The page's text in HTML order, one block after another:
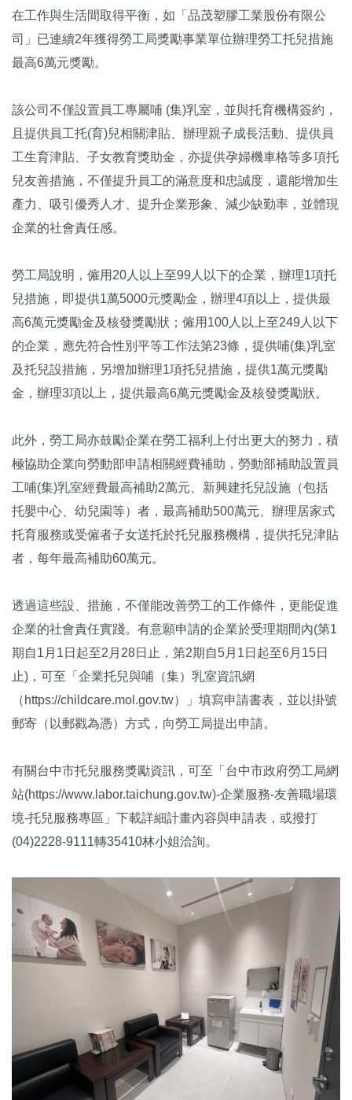
在工作與生活間取得平衡，如「品茂塑膠工業股份有限公
司」已連續2年獲得勞工局獎勵事業單位辦理勞工托兒措施
最高6萬元獎勵。
該公司不僅設置員工專屬哺 (集)乳室，並與托育機構簽約，
且提供員工托(育)兒相關津貼、辦理親子成長活動、提供員
工生育津貼、子女教育獎助金，亦提供孕婦機車格等多項托
兒友善措施，不僅提升員工的滿意度和忠誠度，還能增加生
產力、吸引優秀人才、提升企業形象、減少缺勤率，並體現
企業的社會責任感。
勞工局說明，僱用20人以上至99人以下的企業，辦理1項托
兒措施，即提供1萬5000元獎勵金，辦理4項以上，提供最
高6萬元獎勵金及核發獎勵狀；僱用100人以上至249人以下
的企業，應先符合性別平等工作法第23條，提供哺(集)乳室
及托兒設措施，另增加辦理1項托兒措施，提供1萬元獎勵
金，辦理3項以上，提供最高6萬元獎勵金及核發獎勵狀。
此外，勞工局亦鼓勵企業在勞工福利上付出更大的努力，積
極協助企業向勞動部申請相關經費補助，勞動部補助設置員
工哺(集)乳室經費最高補助2萬元、新興建托兒設施（包括
托嬰中心、幼兒園等）者，最高補助500萬元、辦理居家式
托育服務或受僱者子女送托於托兒服務機構，提供托兒津貼
者，每年最高補助60萬元。
透過這些設、措施，不僅能改善勞工的工作條件，更能促進
企業的社會責任實踐。有意願申請的企業於受理期間內(第1
期自1月1日起至2月28日止，第2期自5月1日起至6月15日
止)，可至「企業托兒與哺（集）乳室資訊網
（https://childcare.mol.gov.tw）」填寫申請書表，並以掛號
郵寄（以郵戳為憑）方式，向勞工局提出申請。
有關台中市托兒服務獎勵資訊，可至「台中市政府勞工局網
站(https://www.labor.taichung.gov.tw)-企業服務-友善職場環
境-托兒服務專區」下載詳細計畫內容與申請表，或撥打
(04)2228-9111轉35410林小姐洽詢。